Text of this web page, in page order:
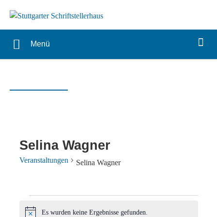
Menü
Selina Wagner
Veranstaltungen Selina Wagner
Veranstaltungen
Es wurden keine Ergebnisse gefunden.